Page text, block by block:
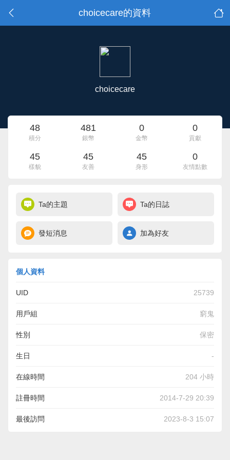
choicecare的資料
choicecare
48
積分
481
銀幣
0
金幣
0
貢獻
45
樣貌
45
友善
45
身形
0
友情點數
Ta的主題 Ta的日誌
發短消息 加為好友
個人資料
UID 25739
用戶組 窮鬼
性別 保密
生日 -
在線時間 204 小時
註冊時間 2014-7-29 20:39
最後訪問 2023-8-3 15:07